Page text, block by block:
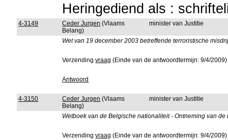
Heringediend als :
4-3149 Ceder Jurgen (Vlaams
Belang)
minister van Justitie
Wet van 19 december 2003 betreffende terroristische
Verzendingvraag (Einde van de antwoordtermijn: 9/4/2009)
Antwoord
4-3150 Ceder Jurgen (Vlaams
Belang)
minister van Justitie
Wetboek van de Belgische nationaliteit - Ontneming van
Verzendingvraag (Einde van de antwoordtermijn: 9/4/2009)